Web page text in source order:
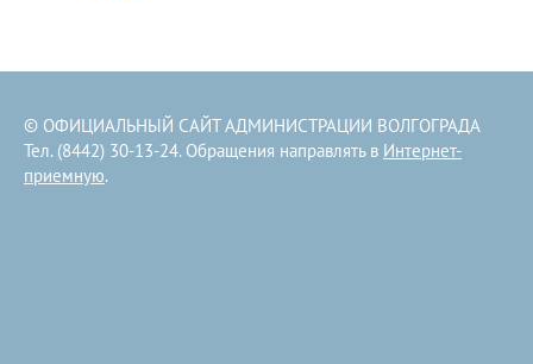
© ОФИЦИАЛЬНЫЙ САЙТ АДМИНИСТРАЦИИ ВОЛГОГРАДА
Тел. (8442) 30-13-24. Обращения направлять в Интернет-
приемную.